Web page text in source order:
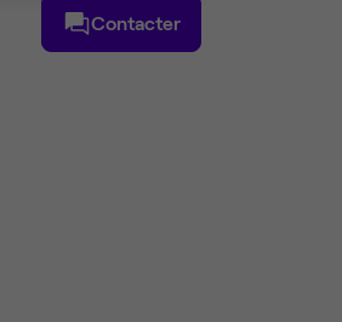
Contacter